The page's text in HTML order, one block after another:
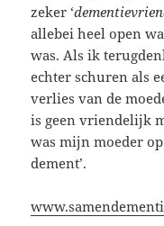
zeker ‘
allebei heel open
was. Als ik
echter schuren als
verlies van de
is geen vriendelijk
was mijn moeder
dement’.